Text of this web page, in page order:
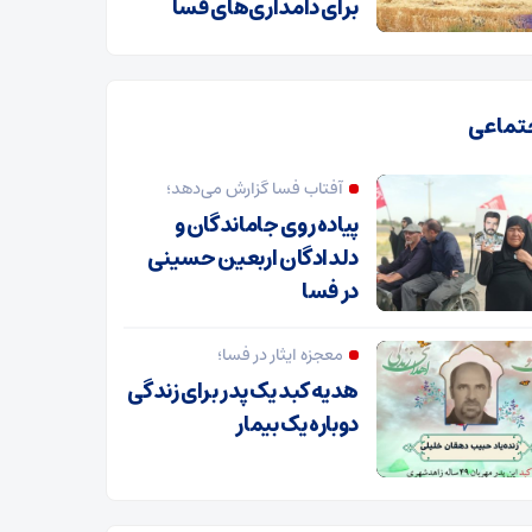
برای دامداری‌های فسا
آفتاب فسا گزارش می‌دهد؛
پیاده روی جاماندگان و
دلدادگان اربعین حسینی
در فسا
معجزه ایثار در فسا؛
هدیه کبد یک پدر برای زندگی
دوباره یک بیمار